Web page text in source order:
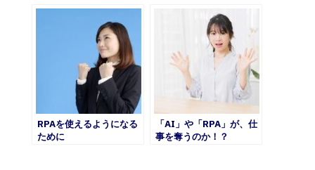
RPAを使えるようになる
ために
「AI」や「RPA」が、仕
事を奪うのか！？